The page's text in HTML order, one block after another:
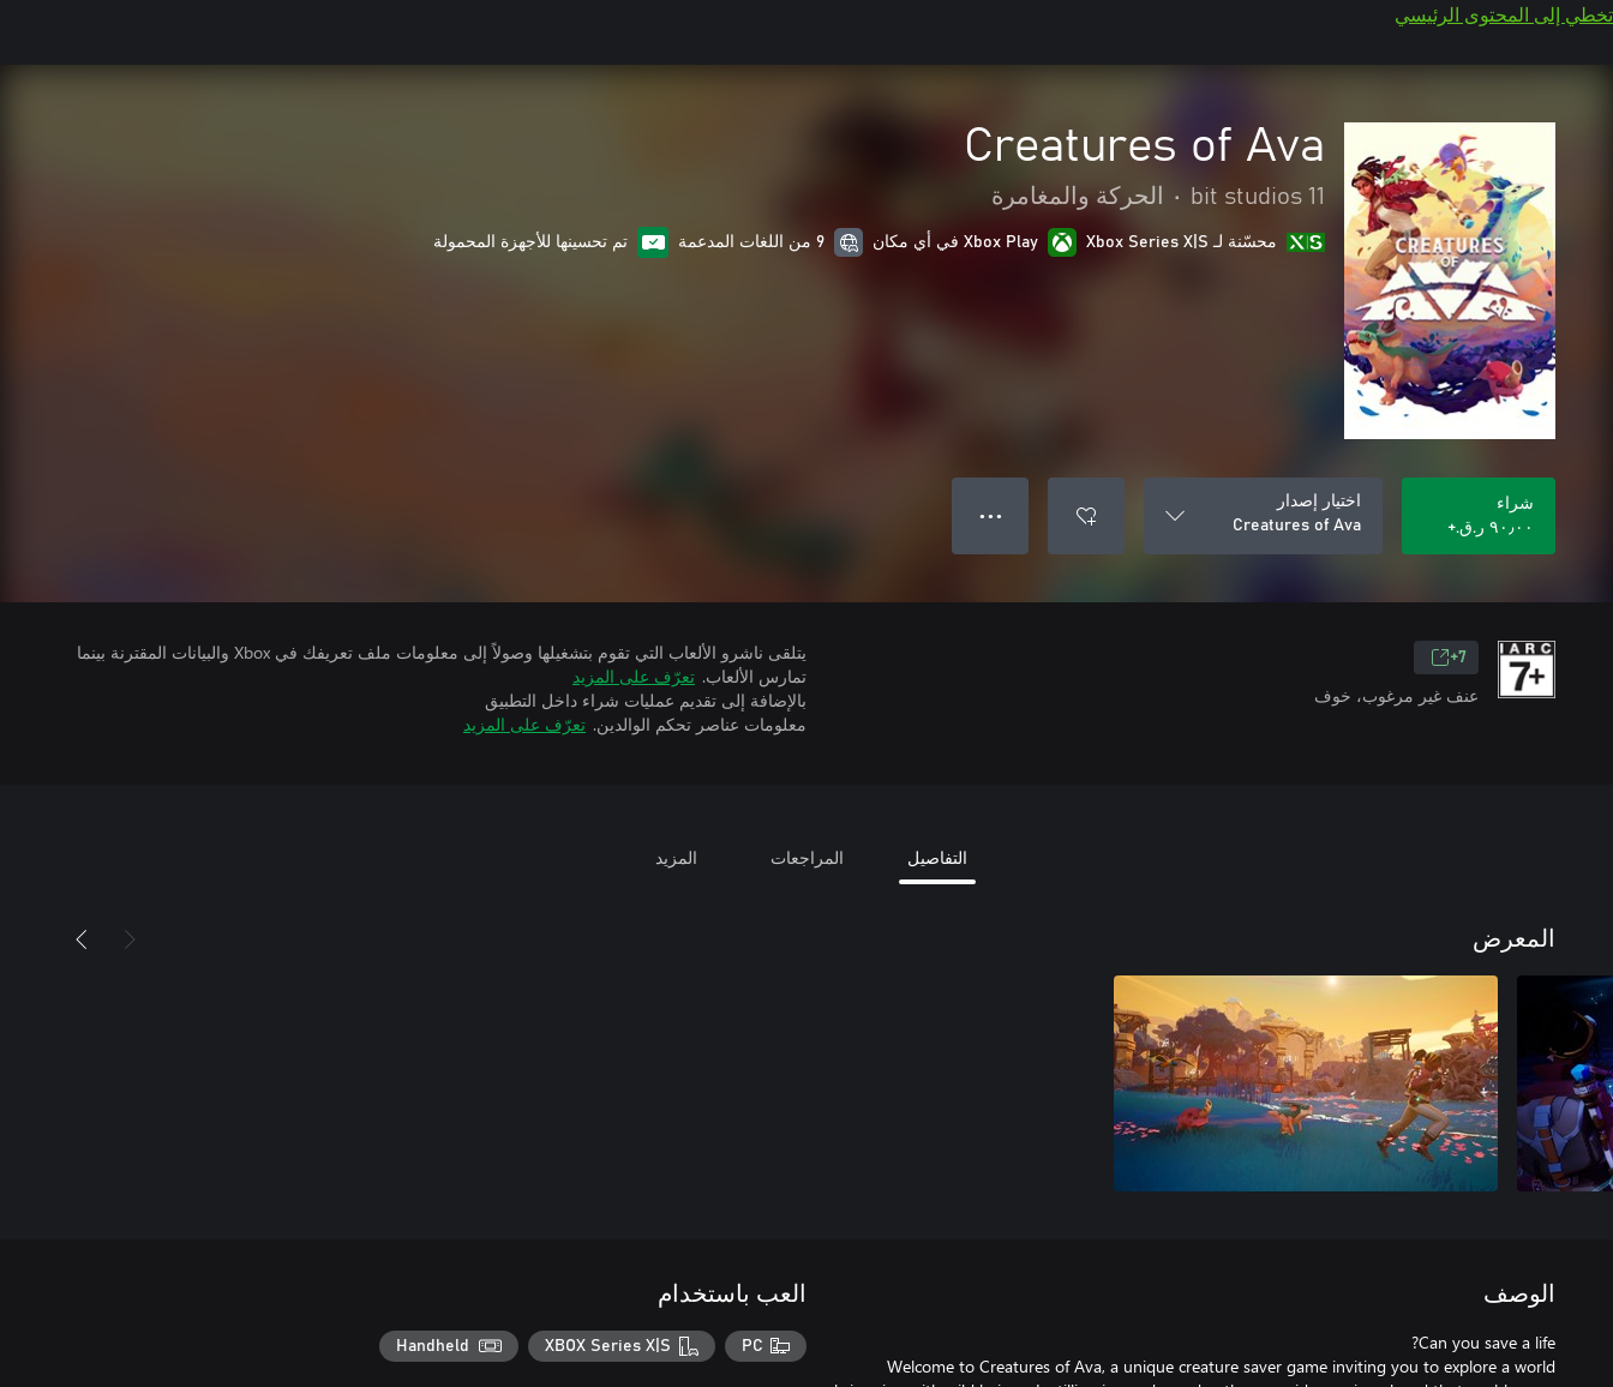
تخطي إلى المحتوى الرئيسي
Creatures of Ava
11 bit studios
• الحركة والمغامرة
محسّنة لـ Xbox Series X|S Xbox Play في أي مكان 9 من اللغات المدعمة تم تحسينها للأجهزة المحمولة
شراء
٩٠٫٠٠ ر.ق.‏+
اختيار إصدار
Creatures of Ava
● ● ●
7+
عنف غير مرغوب، خوف
يتلقى ناشرو الألعاب التي تقوم بتشغيلها وصولاً إلى معلومات ملف تعريفك في Xbox والبيانات المقترنة بينما
تمارس الألعاب. تعرّف على المزيد
بالإضافة إلى تقديم عمليات شراء داخل التطبيق
معلومات عناصر تحكم الوالدين. تعرّف على المزيد
التفاصيل المراجعات المزيد
المعرض
الوصف
Welcome to Creatures of Ava, a unique creature saver game inviting you to explore a world
العب باستخدام
PC
XBOX Series X|S
Handheld